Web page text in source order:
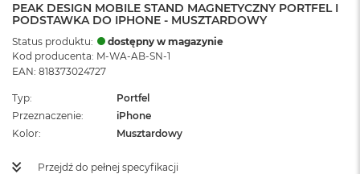
PEAK DESIGN MOBILE STAND MAGNETYCZNY PORTFEL I
PODSTAWKA DO IPHONE - MUSZTARDOWY
Status produktu:
dostępny w magazynie
Kod producenta: M-WA-AB-SN-1
EAN: 818373024727
Typ
Portfel
Przeznaczenie
iPhone
Kolor
Musztardowy
Przejdź do pełnej specyfikacji